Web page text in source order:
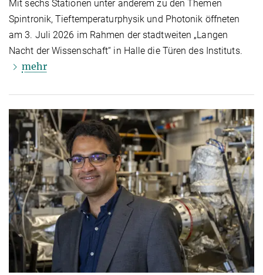
Mit sechs Stationen unter anderem zu den Themen
Spintronik, Tieftemperaturphysik und Photonik öffneten
am 3. Juli 2026 im Rahmen der stadtweiten „Langen
Nacht der Wissenschaft“ in Halle die Türen des Instituts.
mehr